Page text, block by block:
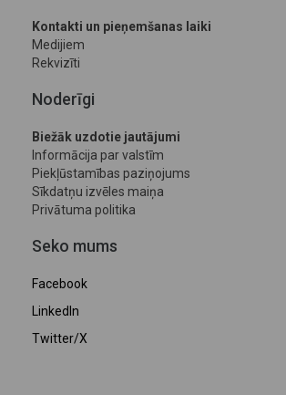
Kontakti un pieņemšanas laiki
Medijiem
Rekvizīti
Noderīgi
Biežāk uzdotie jautājumi
Informācija par valstīm
Piekļūstamības paziņojums
Sīkdatņu izvēles maiņa
Privātuma politika
Seko mums
Facebook
LinkedIn
Twitter/X